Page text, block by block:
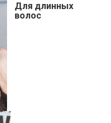
Для длинных
волос